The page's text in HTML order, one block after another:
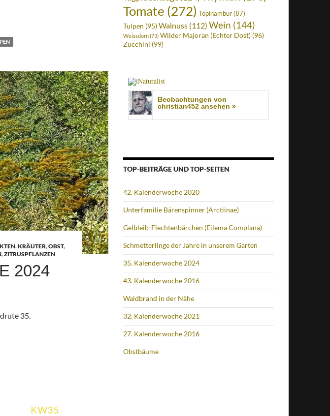
,KRÄUTER,OBST,
,ZITRUSPFLANZEN
2024
KW35
Tomate (272) Topinambur(87)
Tulpen (95)Walnuss (112) Wein (144)
Weissdorn(73) Wilder Majoran (Echter Dost) (96)
Zucchini (99)
Beobachtungen von
christian452 ansehen »
TOP-BEITRÄGE UND TOP-SEITEN
42. Kalenderwoche 2020
Unterfamilie Bärenspinner (Arctiinae)
Gelbleib-Flechtenbärchen (Eilema Complana)
Schmetterlinge der Jahre in unserem Garten
35. Kalenderwoche 2024
43. Kalenderwoche 2016
Waldbrand in der Nähe
32. Kalenderwoche 2021
27. Kalenderwoche 2016
Obstbäume